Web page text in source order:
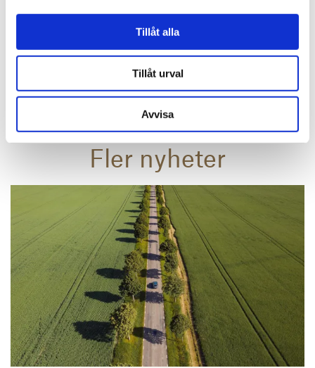
Tillåt alla
Tillåt urval
Avvisa
claes.rainer@svefa.se
Fler nyheter